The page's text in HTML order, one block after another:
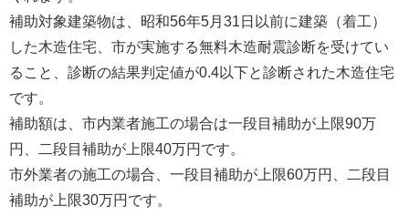
補助対象建築物は、昭和56年5月31日以前に建築（着工）
した木造住宅、市が実施する無料木造耐震診断を受けてい
ること、診断の結果判定値が0.4以下と診断された木造住宅
です。
補助額は、市内業者施工の場合は一段目補助が上限90万
円、二段目補助が上限40万円です。
市外業者の施工の場合、一段目補助が上限60万円、二段目
補助が上限30万円です。